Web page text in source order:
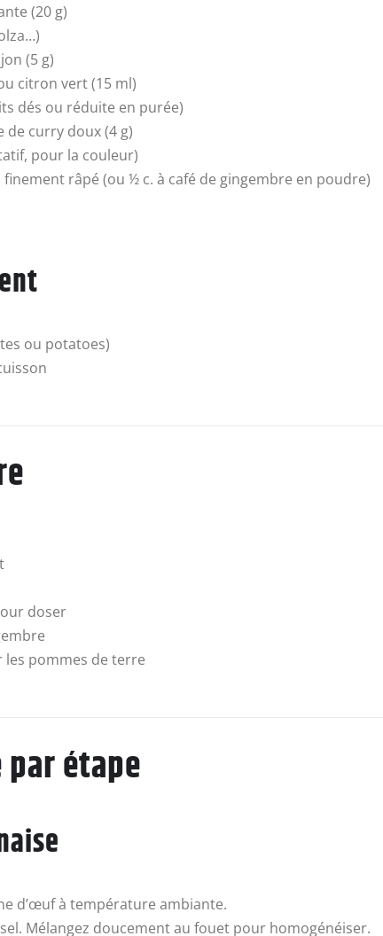
(20 g)
(5 g)
citron vert (15 ml)
dés ou réduite en purée)
de curry doux (4 g)
pour la couleur)
râpé (ou ½ c. à café de gingembre en poudre)
ou potatoes)
doser
les pommes de terre
étape
d’œuf à température ambiante.
Mélangez doucement au fouet pour homogénéiser.